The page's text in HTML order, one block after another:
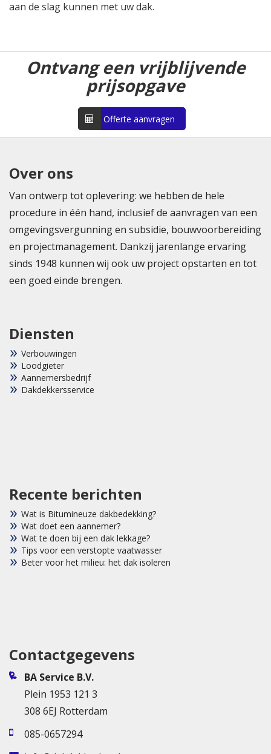
aan de slag kunnen met uw dak.
Ontvang een vrijblijvende
prijsopgave
Offerte aanvragen
Over ons
Van ontwerp tot oplevering: we hebben de hele
procedure in één hand, inclusief de aanvragen van een
omgevingsvergunning en subsidie, bouwvoorbereiding
en projectmanagement. Dankzij jarenlange ervaring
sinds 1948 kunnen wij ook uw project opstarten en tot
een goed einde brengen.
Diensten
Verbouwingen
Loodgieter
Aannemersbedrijf
Dakdekkersservice
Recente berichten
Wat is Bitumineuze dakbedekking?
Wat doet een aannemer?
Wat te doen bij een dak lekkage?
Tips voor een verstopte vaatwasser
Beter voor het milieu: het dak isoleren
Contactgegevens
BA Service B.V.
Plein 1953 121 3
308 6EJ Rotterdam
085-0657294